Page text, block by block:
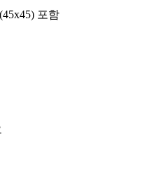
포함